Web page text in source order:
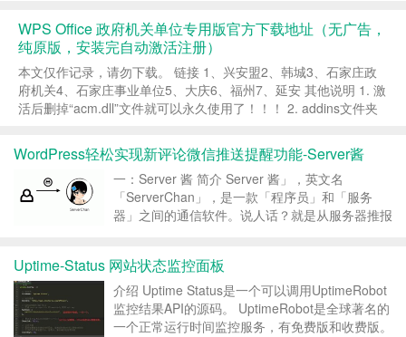
WPS Office 政府机关单位专用版官方下载地址（无广告，
纯原版，安装完自动激活注册）
本文仅作记录，请勿下载。 链接 1、兴安盟2、韩城3、石家庄政
府机关4、石家庄事业单位5、大庆6、福州7、延安 其他说明 1. 激
活后删掉“acm.dll”文件就可以永久使用了！！！ 2. addins文件夹
WordPress轻松实现新评论微信推送提醒功能-Server酱
一：Server 酱 简介 Server 酱」，英文名
「ServerChan」，是一款「程序员」和「服务
器」之间的通信软件。说人话？就是从服务器推报
得一个 SC...
Uptime-Status 网站状态监控面板
介绍 Uptime Status是一个可以调用UptimeRobot
监控结果API的源码。 UptimeRobot是全球著名的
一个正常运行时间监控服务，有免费版和收费版。